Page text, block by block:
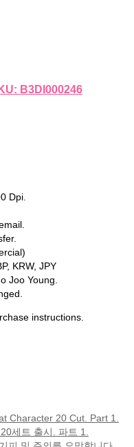
B3DI000246
Dpi.
KRW, JPY
Joo Young.
instructions.
Character 20 Cut. Part 1.
세트 출시. 파트 1.